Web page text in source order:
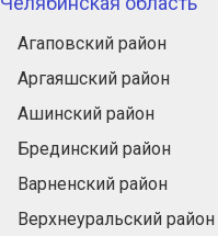
Агаповский район
Аргаяшский район
Ашинский район
Брединский район
Варненский район
Верхнеуральский район